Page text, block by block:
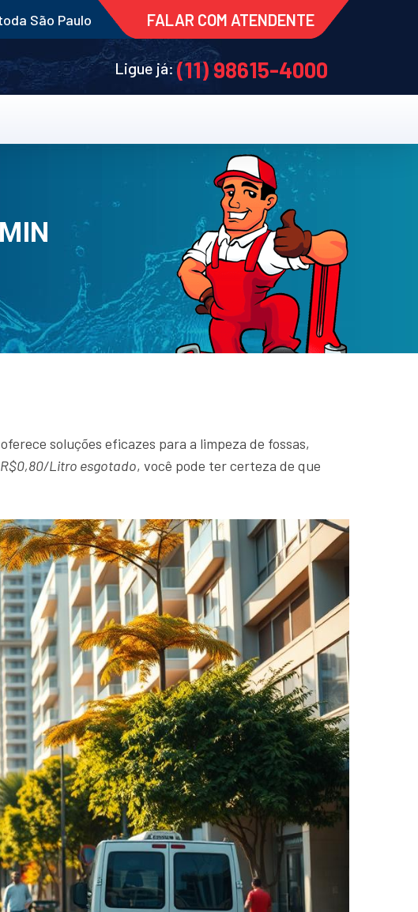
São Paulo FALAR COM ATENDENTE
Ligue já:(11) 98615-4000
soluções eficazes para a limpeza de fossas,
Litro esgotado, você pode ter certeza de que